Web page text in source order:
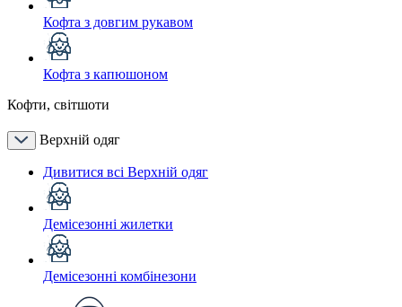
Кофта з довгим рукавом
Кофта з капюшоном
Кофти, світшоти
Верхній одяг
Дивитися всі Верхній одяг
Демісезонні жилетки
Демісезонні комбінезони